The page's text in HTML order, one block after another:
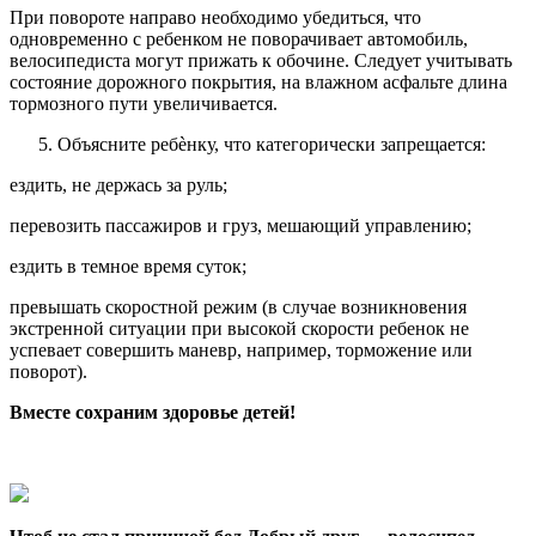
При повороте направо необходимо убедиться, что
одновременно с ребенком не поворачивает автомобиль,
велосипедиста могут прижать к обочине. Следует учитывать
состояние дорожного покрытия, на влажном асфальте длина
тормозного пути увеличивается.
Объясните ребѐнку, что категорически запрещается:
ездить, не держась за руль;
перевозить пассажиров и груз, мешающий управлению;
ездить в темное время суток;
превышать скоростной режим (в случае возникновения
экстренной ситуации при высокой скорости ребенок не
успевает совершить маневр, например, торможение или
поворот).
Вместе сохраним здоровье детей!